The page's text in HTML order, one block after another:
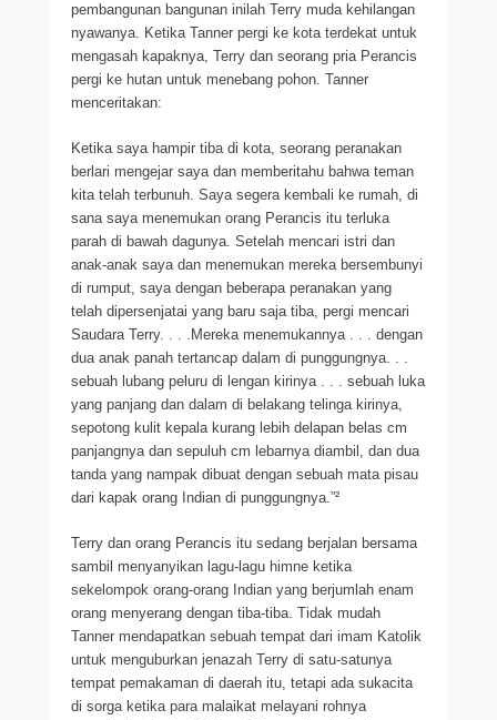
pembangunan bangunan inilah Terry muda kehilangan
nyawanya. Ketika Tanner pergi ke kota terdekat untuk
mengasah kapaknya, Terry dan seorang pria Perancis
pergi ke hutan untuk menebang pohon. Tanner
menceritakan:
Ketika saya hampir tiba di kota, seorang peranakan
berlari mengejar saya dan memberitahu bahwa teman
kita telah terbunuh. Saya segera kembali ke rumah, di
sana saya menemukan orang Perancis itu terluka
parah di bawah dagunya. Setelah mencari istri dan
anak-anak saya dan menemukan mereka bersembunyi
di rumput, saya dengan beberapa peranakan yang
telah dipersenjatai yang baru saja tiba, pergi mencari
Saudara Terry. . . .Mereka menemukannya . . . dengan
dua anak panah tertancap dalam di punggungnya. . .
sebuah lubang peluru di lengan kirinya . . . sebuah luka
yang panjang dan dalam di belakang telinga kirinya,
sepotong kulit kepala kurang lebih delapan belas cm
panjangnya dan sepuluh cm lebarnya diambil, dan dua
tanda yang nampak dibuat dengan sebuah mata pisau
dari kapak orang Indian di punggungnya.”²
Terry dan orang Perancis itu sedang berjalan bersama
sambil menyanyikan lagu-lagu himne ketika
sekelompok orang-orang Indian yang berjumlah enam
orang menyerang dengan tiba-tiba. Tidak mudah
Tanner mendapatkan sebuah tempat dari imam Katolik
untuk menguburkan jenazah Terry di satu-satunya
tempat pemakaman di daerah itu, tetapi ada sukacita
di sorga ketika para malaikat melayani rohnya